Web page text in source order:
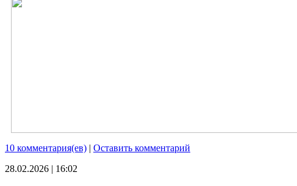
10 комментария(ев) | Оставить комментарий
28.02.2026 | 16:02